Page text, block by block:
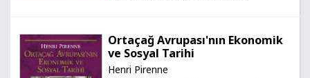
Ortaçağ Avrupası'nın Ekonomik
ve Sosyal Tarihi
Henri Pirenne